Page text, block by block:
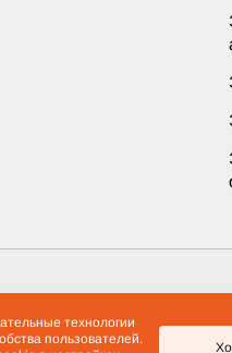
Машины» ® Все права
технологии
пользователей.